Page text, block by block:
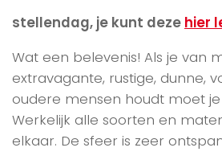
stellendag, je kunt deze hier
Wat een belevenis! Als je van
extravagante, rustige, dunne,
oudere mensen houdt moet je
Werkelijk alle soorten en
elkaar. De sfeer is zeer